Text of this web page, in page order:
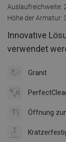
Auslaufreichweite:
Höhe der Armatur:
Innovative
verwendet
Granit
Öffnung